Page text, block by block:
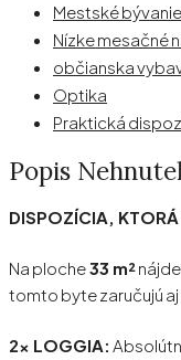
Mestské bývanie
Nízke mesačné
občianska
Optika
Praktická
Popis
DISPOZÍCIA, KTORÁ
Na ploche33 m²
tomto byte zaručujú aj
2x LOGGIA: